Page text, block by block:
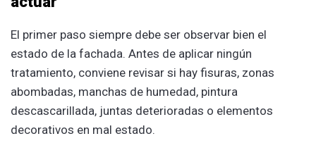
El primer paso siempre debe ser observar bien el
estado de la fachada. Antes de aplicar ningún
tratamiento, conviene revisar si hay fisuras, zonas
abombadas, manchas de humedad, pintura
descascarillada, juntas deterioradas o elementos
decorativos en mal estado.